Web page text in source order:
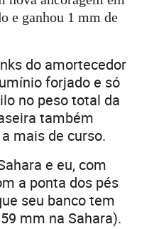
e ganhou 1 mm de
do amortecedor
forjado e só
no peso total da
também
mais de curso.
e eu, com
a ponta dos pés
seu banco tem
mm na Sahara).